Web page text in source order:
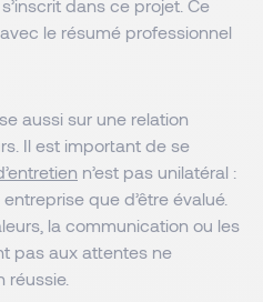
dans ce projet. Ce
le résumé professionnel
aussi sur une relation
Il est important de se
n’est pas unilatéral :
que d’être évalué.
la communication ou les
pas aux attentes ne
réussie.